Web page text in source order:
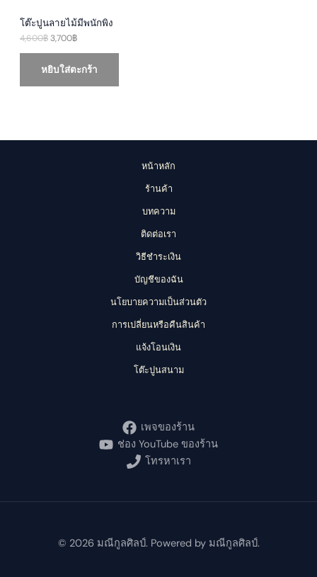
โต๊ะปูนลายไม้มีพนักพิง
4,600฿
฿
3,700฿
หยิบใส่ตะกร้า
หน้าหลัก
ร้านค้า
บทความ
ติดต่อเรา
วิธีชำระเงิน
บัญชีของฉัน
นโยบายความเป็นส่วนตัว
การเปลี่ยนหรือคืนสินค้า
แจ้งโอนเงิน
โต๊ะปูนสนาม
เพจของร้าน
ช่อง YouTube ของร้าน
โทรหาเรา
© 2026 มณีกูลศิลป์. Powered by มณีกูลศิลป์.